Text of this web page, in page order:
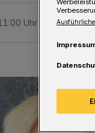
Uhr Eine Minute